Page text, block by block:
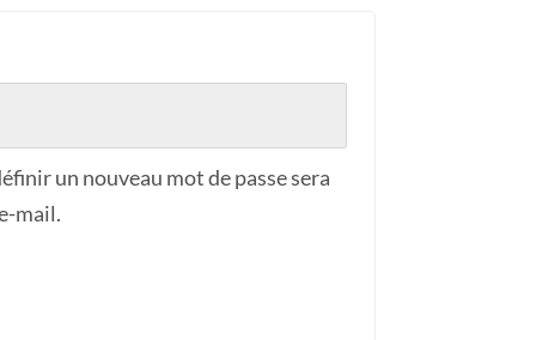
un nouveau mot de passe sera
mail.